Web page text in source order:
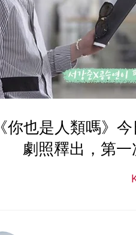
《你也是人類嗎》
劇照釋出，第